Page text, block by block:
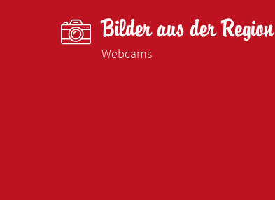
Bilder aus der Region
Webcams